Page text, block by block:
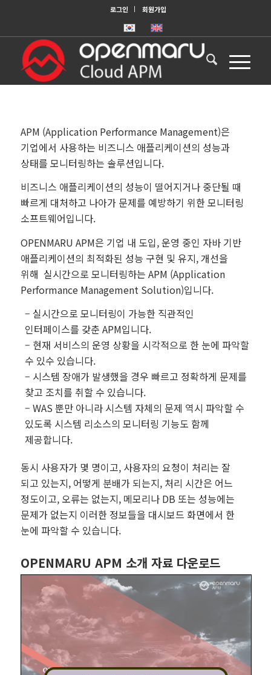
로그인 회원가입
APM (Application Performance Management)은
기업에서 사용하는 비즈니스 애플리케이션의 성능과
상태를 모니터링하는 솔루션입니다.
비즈니스 애플리케이션의 성능이 떨어지거나 중단될 때
빠르게 대처하고 나아가 문제를 예방하기 위한 모니터링
소프트웨어입니다.
OPENMARU APM은 기업 내 도입, 운영 중인 자바 기반
애플리케이션의 최적화된 성능 구현 및 유지, 개선을
위해 실시간으로 모니터링하는 APM (Application
Performance Management Solution)입니다.
– 실시간으로 모니터링이 가능한 직관적인
인터페이스를 갖춘 APM입니다.
– 현재 서비스의 운영 상황을 시각적으로 한 눈에 파악할
수 있수 있습니다.
– 시스템 장애가 발생했을 경우 빠르고 정확하게 문제를
찾고 조치를 취할 수 있습니다.
– WAS 뿐만 아니라 시스템 자체의 문제 역시 파악할 수
있도록 시스템 리소스의 모니터링 기능도 함께
제공합니다.
동시 사용자가 몇 명이고, 사용자의 요청이 처리는 잘
되고 있는지, 어떻게 분배가 되는지, 처리 시간은 어느
정도이고, 오류는 없는지, 메모리나 DB 또는 성능에는
문제가 없는지 이러한 정보들을 대시보드 화면에서 한
눈에 파악할 수 있습니다.
OPENMARU APM 소개 자료 다운로드